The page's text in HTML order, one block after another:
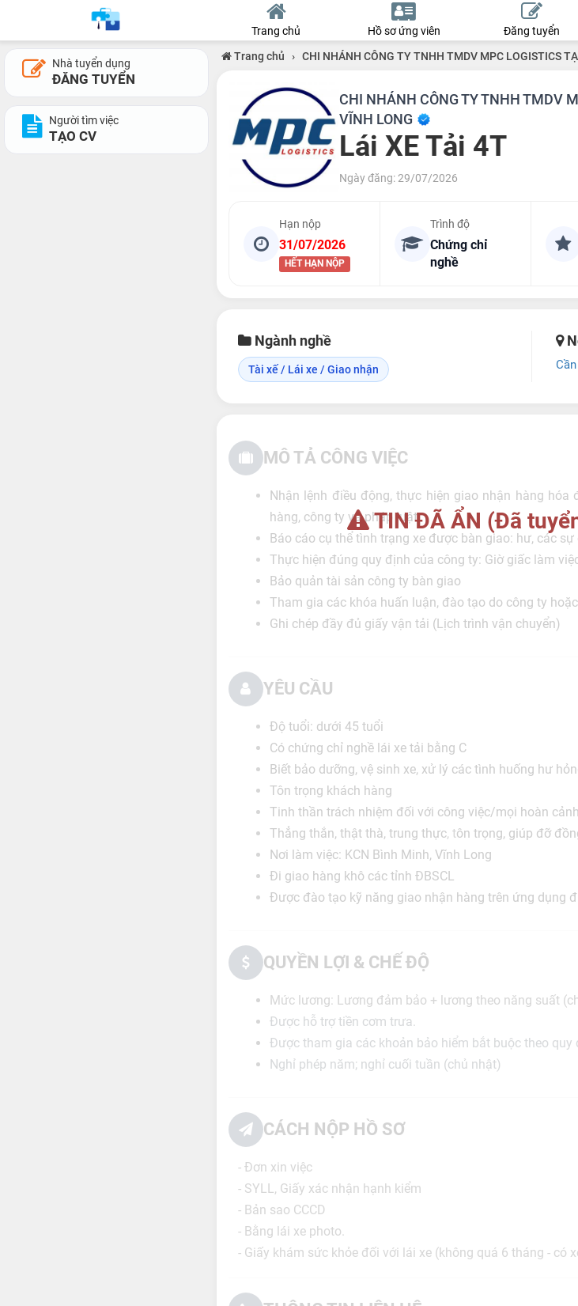
Trang chủ Hồ sơ ứng viên Đăng tuyển
Nhà tuyển dụng
ĐĂNG TUYỂN
Người tìm việc
TẠO CV
Trang chủ › CHI NHÁNH CÔNG TY TNHH TMDV MPC LOGISTICS
CHI NHÁNH CÔNG TY TNHH TMDV
VĨNH LONG
Lái XE Tải 4T
Ngày đăng: 29/07/2026
Hạn nộp
31/07/2026
HẾT HẠN NỘP
Trình độ
Chứng chỉ
nghề
Ngành nghề
Tài xế / Lái xe / Giao nhận
TIN ĐÃ ẨN (Đã
MÔ TẢ CÔNG VIỆC
Nhận lệnh điều động, thực hiện giao nhận hàng
hàng, công ty và pháp luật
Báo cáo cụ thể tình trạng xe được bàn giao: hư, các
Thực hiện đúng quy định của công ty: Giờ giấc làm
Bảo quản tài sản công ty bàn giao
Tham gia các khóa huấn luận, đào tạo do công ty
Ghi chép đầy đủ giấy vận tải (Lịch trình vận chuyển)
YÊU CẦU
Độ tuổi: dưới 45 tuổi
Có chứng chỉ nghề lái xe tải bằng C
Biết bảo dưỡng, vệ sinh xe, xử lý các tình huống hư
Tôn trọng khách hàng
Tinh thần trách nhiệm đối với công việc/mọi hoàn cảnh
Thẳng thắn, thật thà, trung thực, tôn trọng, giúp đỡ
Nơi làm việc: KCN Bình Minh, Vĩnh Long
Đi giao hàng khô các tỉnh ĐBSCL
Được đào tạo kỹ năng giao nhận hàng trên ứng dụng
QUYỀN LỢI & CHẾ ĐỘ
Mức lương: Lương đảm bảo + lương theo năng suất
Được hỗ trợ tiền cơm trưa.
Được tham gia các khoản bảo hiểm bắt buộc theo quy
Nghỉ phép năm; nghỉ cuối tuần (chủ nhật)
CÁCH NỘP HỒ SƠ
- Đơn xin việc
- SYLL, Giấy xác nhận hạnh kiểm
- Bản sao CCCD
- Bằng lái xe photo.
- Giấy khám sức khỏe đối với lái xe (không quá 6 tháng - có